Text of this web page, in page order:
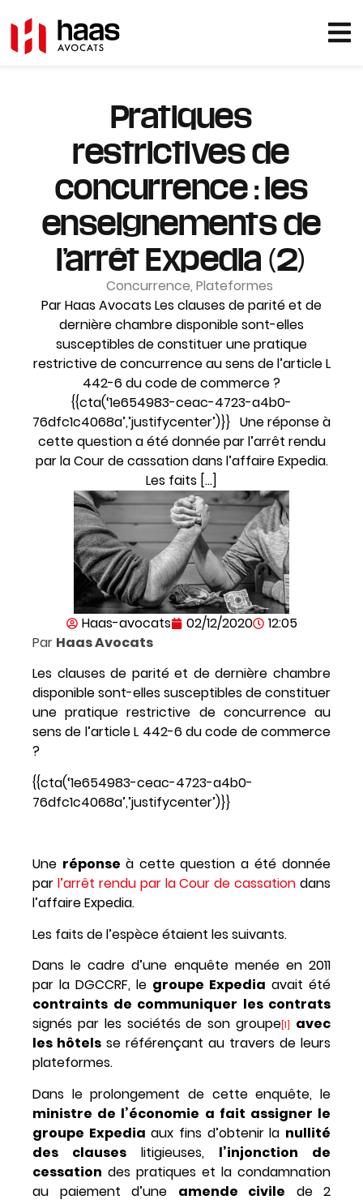
Pratiques
restrictives de
concurrence : les
enseignements de
l’arrêt Expedia (2)
Concurrence, Plateformes
Par Haas Avocats Les clauses de parité et de
dernière chambre disponible sont-elles
susceptibles de constituer une pratique
restrictive de concurrence au sens de l’article L
442-6 du code de commerce ?
{{cta(‘1e654983-ceac-4723-a4b0-
76dfc1c4068a’,’justifycenter’)}} Une réponse à
cette question a été donnée par l’arrêt rendu
par la Cour de cassation dans l’affaire Expedia.
Les faits […]
Haas-avocats 02/12/2020
12:05
Par Haas Avocats
Les clauses de parité et de dernière chambre
disponible sont-elles susceptibles de constituer
une pratique restrictive de concurrence au
sens de l’article L 442-6 du code de commerce
?
{{cta(‘1e654983-ceac-4723-a4b0-
76dfc1c4068a’,’justifycenter’)}}
Une réponse à cette question a été donnée
par l’arrêt rendu par la Cour de cassation dans
l’affaire Expedia.
Les faits de l’espèce étaient les suivants.
Dans le cadre d’une enquête menée en 2011
par la DGCCRF, le groupe Expedia avait été
contraints de communiquer les contrats
signés par les sociétés de son groupe[1]
avec
les hôtels se référençant au travers de leurs
plateformes.
Dans le prolongement de cette enquête, le
ministre de l’économie a fait assigner le
groupe Expedia aux fins d’obtenir la nullité
des clauses litigieuses, l’injonction de
cessation des pratiques et la condamnation
au paiement d’une amende civile de 2